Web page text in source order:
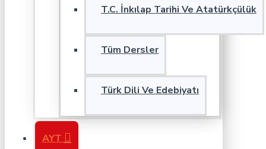
T.C. İnkılap Tarihi Ve Atatürkçülük
Tüm Dersler
Türk Dili Ve Edebiyatı
AYT